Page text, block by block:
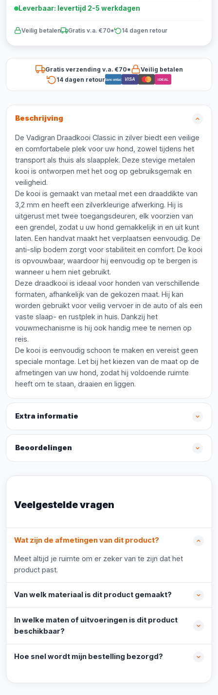
Leverbaar: levertijd 2-5 werkdagen
Veilig betalen Gratis v.a. €70* 14 dagen retour
Gratis verzending v.a. €70*
Veilig betalen
14 dagen retourBancontact VISA iDEAL
Beschrijving
De Vadigran Draadkooi Classic in zilver biedt een veilige
en comfortabele plek voor uw hond, zowel tijdens het
transport als thuis als slaapplek. Deze stevige metalen
kooi is ontworpen met het oog op gebruiksgemak en
veiligheid.
De kooi is gemaakt van metaal met een draaddikte van
3,2 mm en heeft een zilverkleurige afwerking. Hij is
uitgerust met twee toegangsdeuren, elk voorzien van
een grendel, zodat u uw hond gemakkelijk in en uit kunt
laten. Een handvat maakt het verplaatsen eenvoudig. De
anti-slip bodem zorgt voor stabiliteit en comfort. De kooi
is opvouwbaar, waardoor hij eenvoudig op te bergen is
wanneer u hem niet gebruikt.
Deze draadkooi is ideaal voor honden van verschillende
formaten, afhankelijk van de gekozen maat. Hij kan
worden gebruikt voor veilig vervoer in de auto of als een
vaste slaap- en rustplek in huis. Dankzij het
vouwmechanisme is hij ook handig mee te nemen op
reis.
De kooi is eenvoudig schoon te maken en vereist geen
speciale montage. Let bij het kiezen van de maat op de
afmetingen van uw hond, zodat hij voldoende ruimte
heeft om te staan, draaien en liggen.
Extra informatie
Beoordelingen
Veelgestelde vragen
Wat zijn de afmetingen van dit product?
Meet altijd je ruimte om er zeker van te zijn dat het
product past.
Van welk materiaal is dit product gemaakt?
In welke maten of uitvoeringen is dit product
beschikbaar?
Hoe snel wordt mijn bestelling bezorgd?